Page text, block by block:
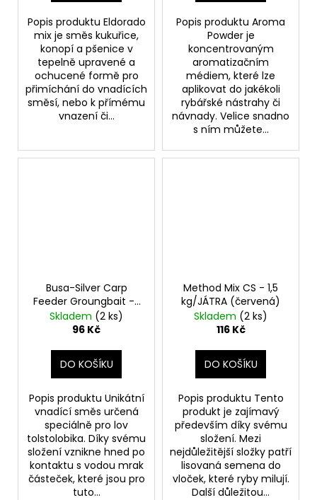
Popis produktu Eldorado
mix je směs kukuřice,
konopí a pšenice v
tepelně upravené a
ochucené formě pro
přimíchání do vnadících
směsí, nebo k přímému
vnazení či...
Popis produktu Aroma
Powder je
koncentrovaným
aromatizačním
médiem, které lze
aplikovat do jakékoli
rybářské nástrahy či
návnady. Velice snadno
s ním můžete...
Busa-Silver Carp
Feeder Groungbait - 1
kg
Skladem (2 ks)
96 Kč
DO KOŠÍKU
Popis produktu Unikátní
vnadící směs určená
speciálně pro lov
tolstolobika. Díky svému
složení vznikne hned po
kontaktu s vodou mrak
částeček, které jsou pro
tuto...
Method Mix CS - 1,5
kg/JÁTRA (červená)
Skladem (2 ks)
116 Kč
DO KOŠÍKU
Popis produktu Tento
produkt je zajímavý
především díky svému
složení. Mezi
nejdůležitější složky patří
lisovaná semena do
vloček, které ryby milují.
Další důležitou...